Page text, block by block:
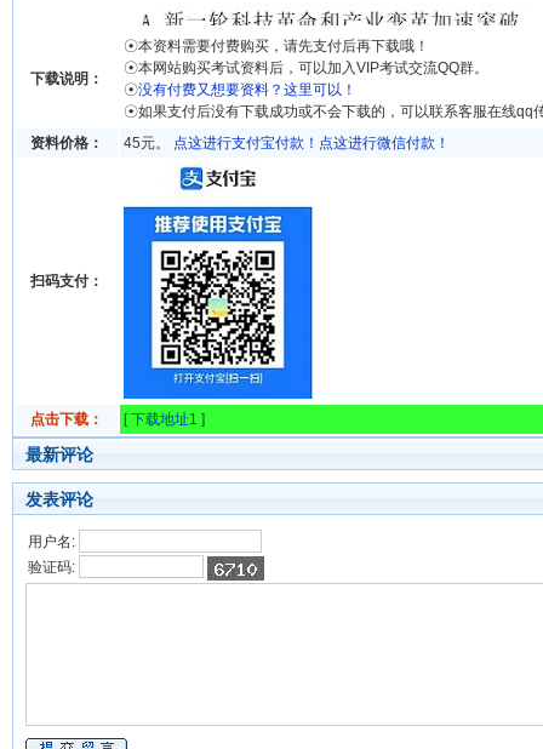
下载说明：
☉本资料需要付费购买，请先支付后再下载哦！
☉本网站购买考试资料后，可以加入VIP考试交流QQ群。
☉没有付费又想要资料？这里可以！
☉如果支付后没有下载成功或不会下载的，可以联系客服在线qq
资料价格：
45元。 点这进行支付宝付款！ 点这进行微信付款！
扫码支付：
点击下载： [下载地址1 ]
最新评论
发表评论
用户名:
验证码: